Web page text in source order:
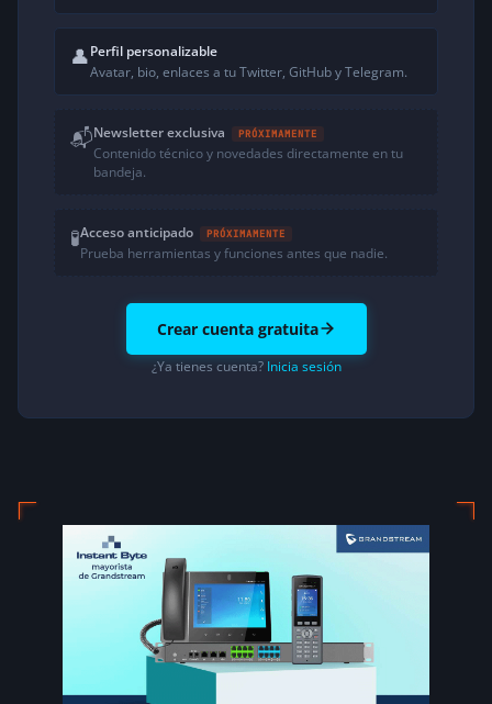
👤Perfil personalizable
Avatar, bio, enlaces a tu Twitter, GitHub y Telegram.
📬Newsletter exclusiva PRÓXIMAMENTE
Contenido técnico y novedades directamente en tu
bandeja.
🧪Acceso anticipado PRÓXIMAMENTE
Prueba herramientas y funciones antes que nadie.
Crear cuenta gratuita
¿Ya tienes cuenta? Inicia sesión